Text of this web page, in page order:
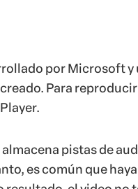
por Microsoft y
Para
pistas de
es común que haya